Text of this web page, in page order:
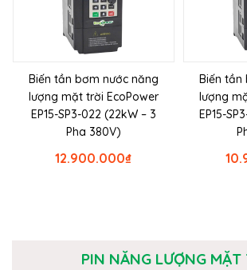
Biến tần bơm nước năng
lượng mặt trời EcoPower
EP15-SP3-022 (22kW – 3
Pha 380V)
₫
12.900.000
Biến tần
lượng
EP15-
PIN NĂNG LƯỢNG MẶT